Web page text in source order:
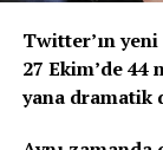
Twitter’ın
27 Ekim’de 44
yana dramatik